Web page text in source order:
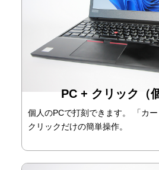
PC + クリック（
個人のPCで打刻できます。 「カー
クリックだけの簡単操作。